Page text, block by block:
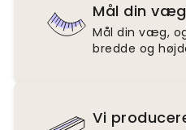
Mål din væg
Mål din væg,
bredde og
Vi